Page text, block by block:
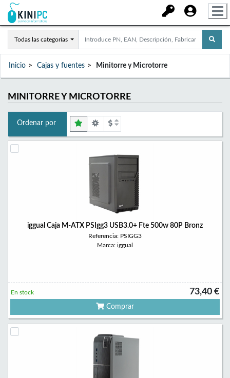
Todas las categorías
Inicio Cajas y fuentes Minitorre y Microtorre
MINITORRE Y MICROTORRE
Ordenar por
iggual Caja M-ATX PSIgg3 USB3.0+ Fte 500w 80P Bronz
Referencia: PSIGG3
Marca: iggual
73,40 €
En stock
Comprar